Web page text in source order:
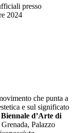
presso
2024
che punta a
e sul significato
Biennale d’Arte di
Palazzo